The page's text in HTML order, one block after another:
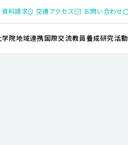
資料請求 交通アクセス お問い合わせ
院地域連携国際交流教員養成研究活動